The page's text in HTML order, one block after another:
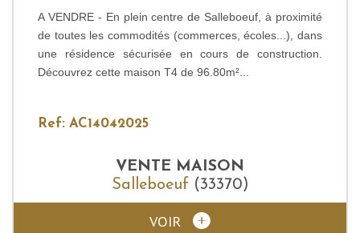
A VENDRE - En plein centre de Salleboeuf, à proximité
de toutes les commodités (commerces, écoles...), dans
une résidence sécurisée en cours de construction.
Découvrez cette maison T4 de 96.80m²...
Ref: AC14042025
VENTE MAISON
Salleboeuf (33370)
VOIR